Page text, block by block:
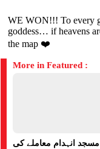
WE WON!!! To every
goddess… if heavens
the map ❤️
More in Featured :
مسجد انہدام معاملے کی